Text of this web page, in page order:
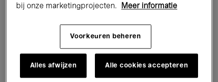
Jazz Klassieke Muziek Global Music
Voor iedereen Kids’ Palace
bij onze marketingprojecten.
Meer informatie
Voorkeuren beheren
Alles afwijzen Alle cookies accepteren